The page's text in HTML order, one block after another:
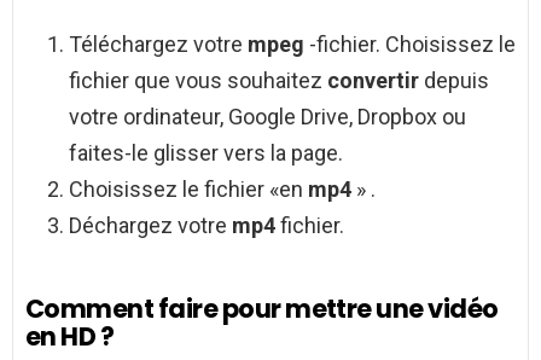
Téléchargez votre mpeg -fichier. Choisissez le
fichier que vous souhaitez convertir depuis
votre ordinateur, Google Drive, Dropbox ou
faites-le glisser vers la page.
Choisissez le fichier «en mp4 » .
Déchargez votre mp4fichier.
Comment faire pour mettre une vidéo
en HD ?